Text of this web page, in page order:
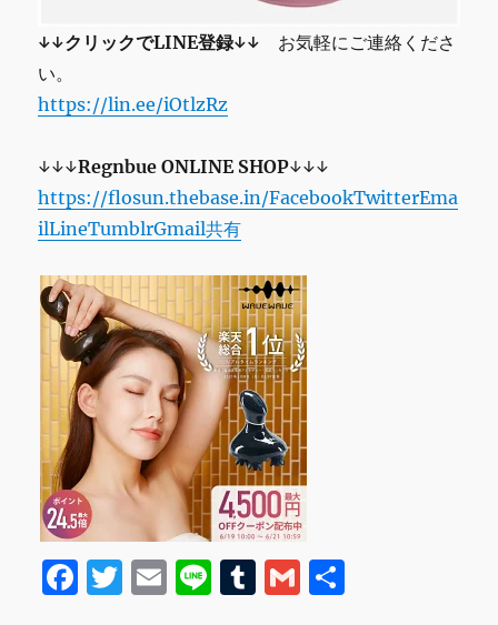
↓↓クリックでLINE登録↓↓ お気軽にご連絡くださ
い。
https://lin.ee/iOtlzRz
↓↓↓RegnbueONLINE SHOP↓↓↓
https://flosun.thebase.in/FacebookTwitterEma
ilLineTumblrGmail共有
F
T
E
Li T
G